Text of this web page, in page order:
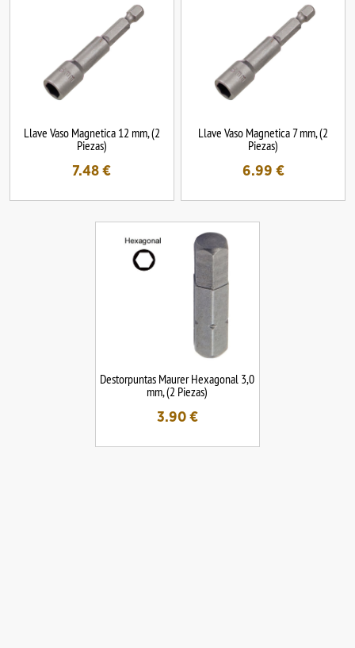
Llave Vaso Magnetica 12 mm, (2
Piezas)
7.48 €
Llave Vaso Magnetica 7 mm, (2
Piezas)
6.99 €
Destorpuntas Maurer Hexagonal 3,0
mm, (2 Piezas)
3.90€